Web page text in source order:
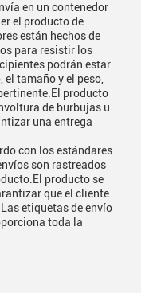
en un contenedor
el producto de
están hechos de
para resistir los
podrán estar
tamaño y el peso,
producto
de burbujas u
una entrega
con los estándares
son rastreados
producto se
que el cliente
etiquetas de envío
toda la